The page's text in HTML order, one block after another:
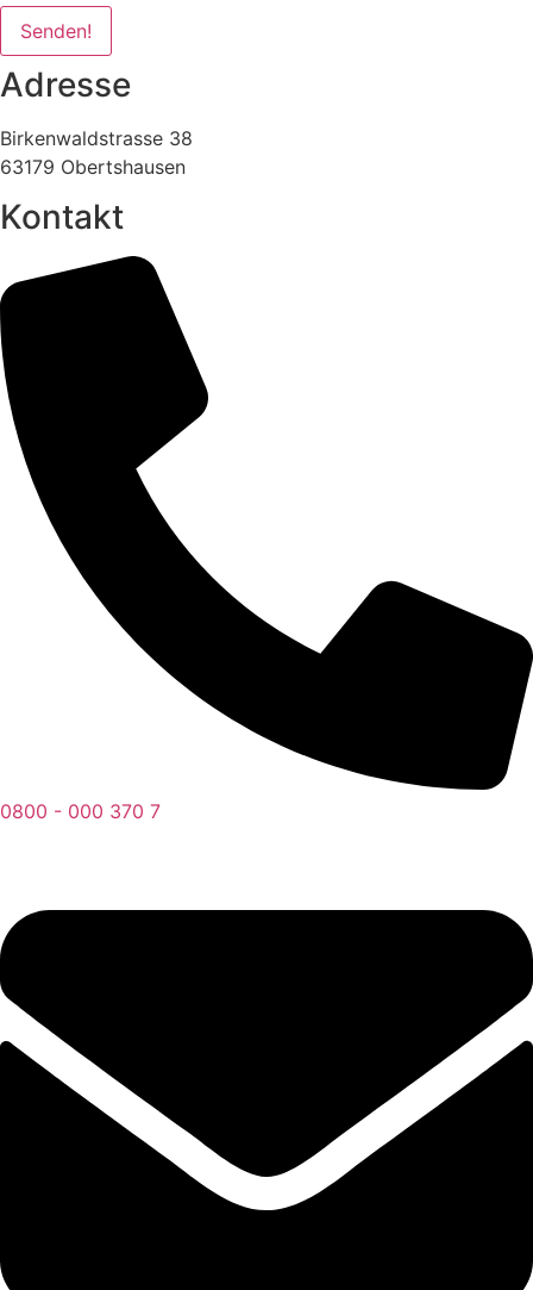
Senden!
Adresse
Birkenwaldstrasse 38
63179 Obertshausen
Kontakt
0800 - 000 370 7